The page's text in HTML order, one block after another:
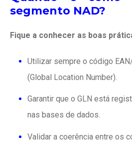
segmento NAD?
Fique a conhecer as boas
Utilizar sempre o código
(Global Location Number).
Garantir que o GLN está
nas bases de dados.
Validar a coerência entre os